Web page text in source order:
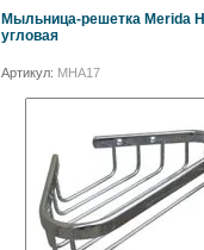
Мыльница-решетка Merida
угловая
Артикул: MHA17